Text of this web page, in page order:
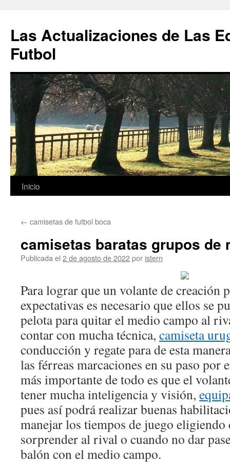
Las Actualizaciones de Las
Futbol
Saltar
contenido
Inicio
← camisetas de futbol boca
camisetas baratas grupos de
Publicada el 2 de agosto de 2022por istern
Para lograr que un volante de creación
expectativas es necesario que ellos se
pelota para quitar el medio campo al
contar con mucha técnica, camiseta
conducción y regate para de esta
las férreas marcaciones en su paso por
más importante de todo es que el
tener mucha inteligencia y visión,
pues así podrá realizar buenas
manejar los tiempos de juego eligiendo
sorprender al rival o cuando no dar
balón con el medio campo.